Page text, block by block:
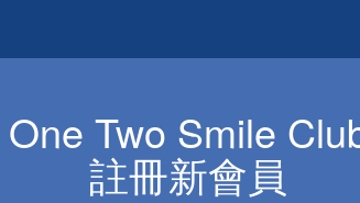
One Two Smile
註冊新會員